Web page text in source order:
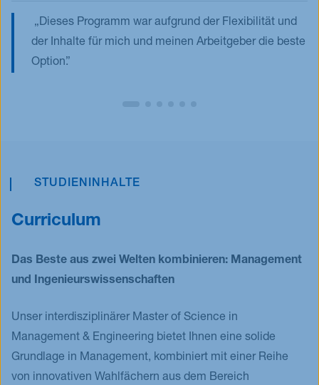
Dieses Programm war aufgrund der Flexibilität und
der Inhalte für mich und meinen Arbeitgeber die beste
Option.
STUDIENINHALTE
Curriculum
Das Beste aus zwei Welten kombinieren: Management
und Ingenieurswissenschaften
Unser interdisziplinärer Master of Science in
Management & Engineering bietet Ihnen eine solide
Grundlage in Management, kombiniert mit einer Reihe
von innovativen Wahlfächern aus dem Bereich